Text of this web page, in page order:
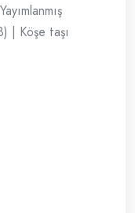
| Köşe taşı